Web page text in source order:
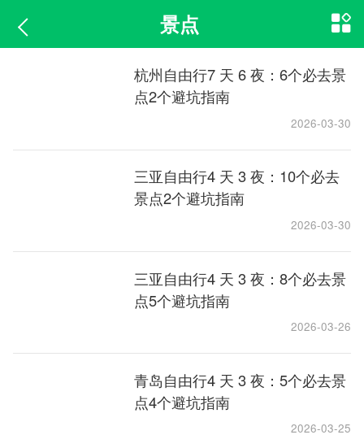
景点
杭州自由行7 天 6 夜：6个必去景
点2个避坑指南
2026-03-30
三亚自由行4 天 3 夜：10个必去
景点2个避坑指南
2026-03-30
三亚自由行4 天 3 夜：8个必去景
点5个避坑指南
2026-03-26
青岛自由行4 天 3 夜：5个必去景
点4个避坑指南
2026-03-25